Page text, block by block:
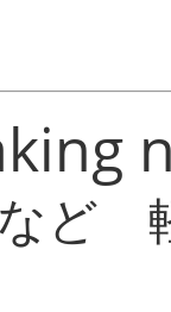
ど